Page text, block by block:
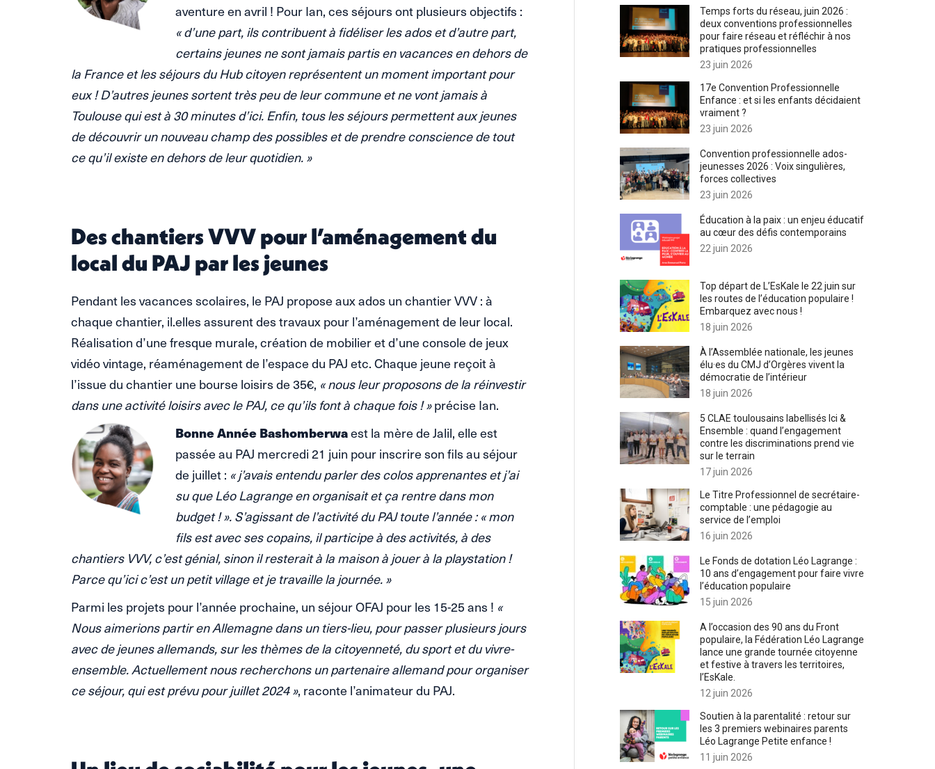
aventure en avril ! Pour Ian, ces séjours ont plusieurs objectifs :
« d’une part, ils contribuent à fidéliser les ados et d’autre part,
certains jeunes ne sont jamais partis en vacances en dehors de
la France et les séjours du Hub citoyen représentent un moment important pour
eux ! D’autres jeunes sortent très peu de leur commune et ne vont jamais à
Toulouse qui est à 30 minutes d’ici. Enfin, tous les séjours permettent aux jeunes
de découvrir un nouveau champ des possibles et de prendre conscience de tout
ce qu’il existe en dehors de leur quotidien. »
Des chantiers VVV pour l’aménagement du
local du PAJ par les jeunes
Pendant les vacances scolaires, le PAJ propose aux ados un chantier VVV : à
chaque chantier, il.elles assurent des travaux pour l’aménagement de leur local.
Réalisation d’une fresque murale, création de mobilier et d’une console de jeux
vidéo vintage, réaménagement de l’espace du PAJ etc. Chaque jeune reçoit à
l’issue du chantier une bourse loisirs de 35€, « nous leur proposons de la réinvestir
dans une activité loisirs avec le PAJ, ce qu’ils font à chaque fois ! »précise Ian.
Bonne Année Bashomberwaest la mère de Jalil, elle est
passée au PAJ mercredi 21 juin pour inscrire son fils au séjour
de juillet : « j’avais entendu parler des colos apprenantes et j’ai
su que Léo Lagrange en organisait et ça rentre dans mon
budget ! ». S’agissant de l’activité du PAJ toute l’année : « mon
fils est avec ses copains, il participe à des activités, à des
chantiers VVV, c’est génial, sinon il resterait à la maison à jouer à la playstation !
Parce qu’ici c’est un petit village et je travaille la journée. »
Parmi les projets pour l’année prochaine, un séjour OFAJ pour les 15-25 ans ! «
Nous aimerions partir en Allemagne dans un tiers-lieu, pour passer plusieurs jours
avec de jeunes allemands, sur les thèmes de la citoyenneté, du sport et du vivre-
ensemble. Actuellement nous recherchons un partenaire allemand pour organiser
ce séjour, qui est prévu pour juillet 2024 », raconte l’animateur du PAJ.
Temps forts du réseau, juin 2026 :
deux conventions professionnelles
pour faire réseau et réfléchir à nos
pratiques professionnelles
23 juin 2026
17e Convention Professionnelle
Enfance : et si les enfants décidaient
vraiment ?
23 juin 2026
Convention professionnelle ados-
jeunesses 2026 : Voix singulières,
forces collectives
23 juin 2026
Éducation à la paix : un enjeu éducatif
au cœur des défis contemporains
22 juin 2026
Top départ de L’EsKale le 22 juin sur
les routes de l’éducation populaire !
Embarquez avec nous !
18 juin 2026
À l’Assemblée nationale, les jeunes
élu·es du CMJ d’Orgères vivent la
démocratie de l’intérieur
18 juin 2026
5 CLAE toulousains labellisés Ici &
Ensemble : quand l’engagement
contre les discriminations prend vie
sur le terrain
17 juin 2026
Le Titre Professionnel de secrétaire-
comptable : une pédagogie au
service de l’emploi
16 juin 2026
Le Fonds de dotation Léo Lagrange :
10 ans d’engagement pour faire vivre
l’éducation populaire
15 juin 2026
A l’occasion des 90 ans du Front
populaire, la Fédération Léo Lagrange
lance une grande tournée citoyenne
et festive à travers les territoires,
l’EsKale.
12 juin 2026
Soutien à la parentalité : retour sur
les 3 premiers webinaires parents
Léo Lagrange Petite enfance !
11 juin 2026